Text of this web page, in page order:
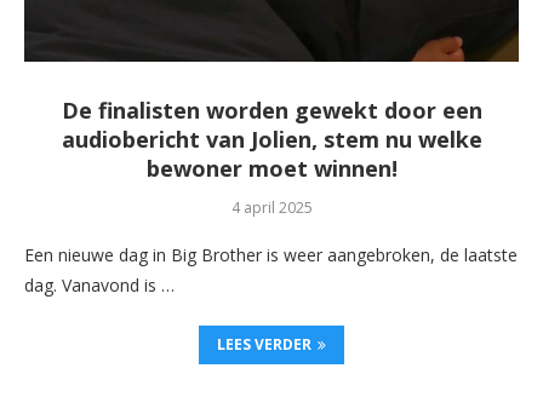
De finalisten worden gewekt door een
audiobericht van Jolien, stem nu welke
bewoner moet winnen!
4 april 2025
Een nieuwe dag in Big Brother is weer aangebroken, de laatste
dag. Vanavond is …
LEES VERDER